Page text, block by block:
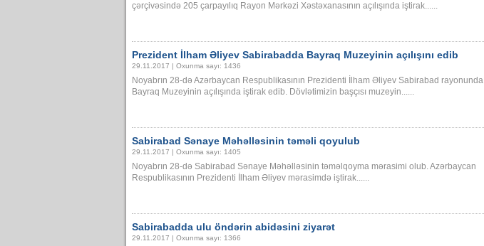
çərçivəsində 205 çarpayılıq Rayon Mərkəzi Xəstəxanasının açılışında iştirak......
Prezident İlham Əliyev Sabirabadda Bayraq Muzeyinin açılışını edib
29.11.2017 | Oxunma sayı: 1436
Noyabrın 28-də Azərbaycan Respublikasının Prezidenti İlham Əliyev Sabirabad rayonunda
Bayraq Muzeyinin açılışında iştirak edib. Dövlətimizin başçısı muzeyin......
Sabirabad Sənaye Məhəlləsinin təməli qoyulub
29.11.2017 | Oxunma sayı: 1405
Noyabrın 28-də Sabirabad Sənaye Məhəlləsinin təməlqoyma mərasimi olub. Azərbaycan
Respublikasının Prezidenti İlham Əliyev mərasimdə iştirak......
Sabirabadda ulu öndərin abidəsini ziyarət
29.11.2017 | Oxunma sayı: 1366